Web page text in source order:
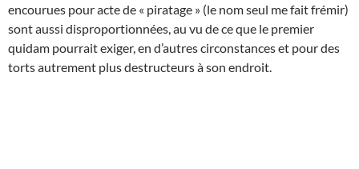
encourues pour acte de « piratage » (le nom seul me fait frémir)
sont aussi disproportionnées, au vu de ce que le premier
quidam pourrait exiger, en d’autres circonstances et pour des
torts autrement plus destructeurs à son endroit.